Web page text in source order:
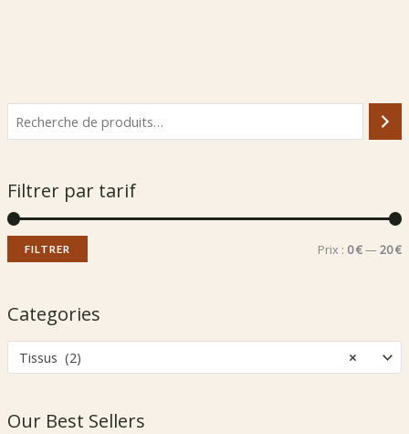
Filtrer par tarif
PP
FILTRER Prix : 0 €—20 €
Categories
×
Tissus (2)
Our Best Sellers